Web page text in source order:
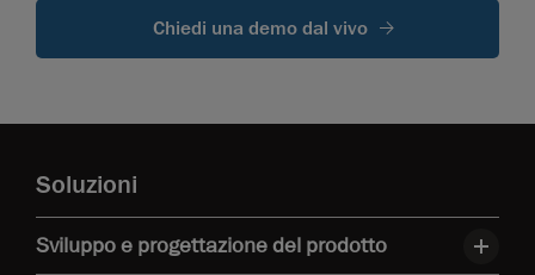
Chiedi una demo dal vivo
Soluzioni
Sviluppo e progettazione del prodotto